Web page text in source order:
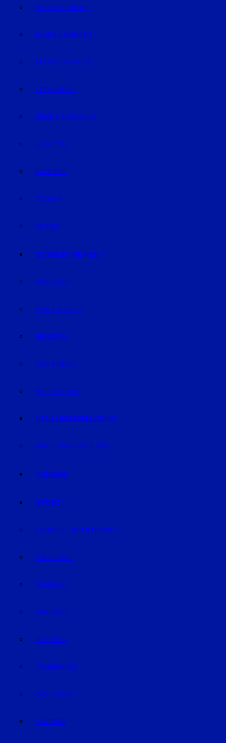
AUTO & VERKEHR
BAUEN & WOHNEN
GELD & FINANZEN
GESUNDHEIT
REISE & ERHOLUNG
LIFE-STYLE
KARRIERE
TECHNIK
WETTER
SONDERTHEMEN
PODCASTS
KIDS & TEENIES
SENIOREN
KATZ & HUND
VALENTINSTAG
MEINE LIEBESERKLÄRUNG
BUNDESTAGSWAHL 2017
VEREINE
SPORT
EISHOCKEY/INLINEHOCKEY
VOLLEYBALL
FUSSBALL
HANDBALL
FOOTBALL
TRABRENNEN
KAMPFSPORT
SONSTIGE